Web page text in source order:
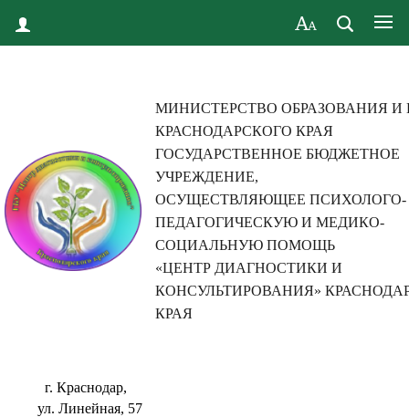
МИНИСТЕРСТВО ОБРАЗОВАНИЯ И
КРАСНОДАРСКОГО КРАЯ
ГОСУДАРСТВЕННОЕ БЮДЖЕТНОЕ
УЧРЕЖДЕНИЕ,
ОСУЩЕСТВЛЯЮЩЕЕ ПСИХОЛОГО-
ПЕДАГОГИЧЕСКУЮ И МЕДИКО-
СОЦИАЛЬНУЮ ПОМОЩЬ
«ЦЕНТР ДИАГНОСТИКИ И
КОНСУЛЬТИРОВАНИЯ»
КРАЯ
г. Краснодар,
ул. Линейная, 57